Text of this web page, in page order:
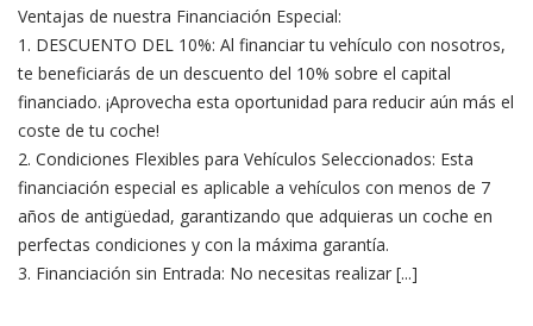
Ventajas de nuestra Financiación Especial:
1. DESCUENTO DEL 10%: Al financiar tu vehículo con nosotros,
te beneficiarás de un descuento del 10% sobre el capital
financiado. ¡Aprovecha esta oportunidad para reducir aún más el
coste de tu coche!
2. Condiciones Flexibles para Vehículos Seleccionados: Esta
financiación especial es aplicable a vehículos con menos de 7
años de antigüedad, garantizando que adquieras un coche en
perfectas condiciones y con la máxima garantía.
3. Financiación sin Entrada: No necesitas realizar [...]